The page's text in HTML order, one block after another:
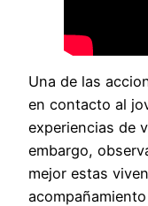
Una de las
en contacto al
experiencias de
embargo,
mejor estas